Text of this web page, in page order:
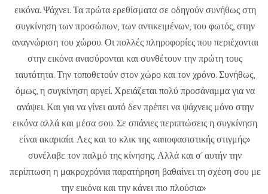
εικόνα. Ψάχνει. Τα πρώτα ερεθίσματα σε οδηγούν συνήθως στη
συγκίνηση των προσώπων, των αντικειμένων, του φωτός, στην
αναγνώριση του χώρου. Οι πολλές πληροφορίες που περιέχονται
στην εικόνα ανασύρονται και συνθέτουν την πρώτη τους
ταυτότητα. Την τοποθετούν στον χώρο και τον χρόνο. Συνήθως,
όμως, η συγκίνηση αργεί. Χρειάζεται πολύ προσάναμμα για να
ανάψει. Και για να γίνει αυτό δεν πρέπει να ψάχνεις μόνο στην
εικόνα αλλά και μέσα σου. Σε σπάνιες περιπτώσεις η συγκίνηση
είναι ακαριαία. Λες και το κλικ της «αποφασιστικής στιγμής»
συνέλαβε τον παλμό της κίνησης. Αλλά και σ' αυτήν την
περίπτωση η μακροχρόνια παρατήρηση βαθαίνει τη σχέση σου με
την εικόνα και την κάνει πιο πλούσια»